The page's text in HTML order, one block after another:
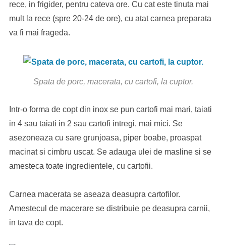
rece, in frigider, pentru cateva ore. Cu cat este tinuta mai
mult la rece (spre 20-24 de ore), cu atat carnea preparata
va fi mai frageda.
Spata de porc, macerata, cu cartofi, la cuptor.
Intr-o forma de copt din inox se pun cartofi mai mari, taiati
in 4 sau taiati in 2 sau cartofi intregi, mai mici. Se
asezoneaza cu sare grunjoasa, piper boabe, proaspat
macinat si cimbru uscat. Se adauga ulei de masline si se
amesteca toate ingredientele, cu cartofii.
Carnea macerata se aseaza deasupra cartofilor.
Amestecul de macerare se distribuie pe deasupra carnii,
in tava de copt.